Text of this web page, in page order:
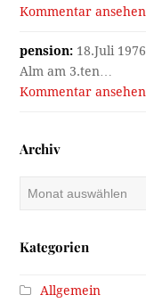
Kommentar
pension: 18.Juli
Alm am 3.ten…
Kommentar
Archiv
Archiv
Kategorien
Allgemein